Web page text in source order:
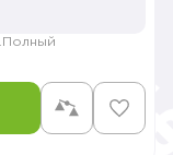
Полный